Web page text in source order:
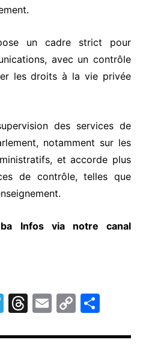
un cadre strict pour
avec un contrôle
les droits à la vie privée
des services de
notamment sur les
et accorde plus
de contrôle, telles que
Infos via notre canal
T
e
T
e
E
ai
C
p ta